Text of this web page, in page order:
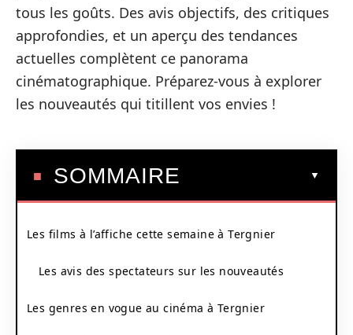
tous les goûts. Des avis objectifs, des critiques
approfondies, et un aperçu des tendances
actuelles complètent ce panorama
cinématographique. Préparez-vous à explorer
les nouveautés qui titillent vos envies !
SOMMAIRE
Les films à l’affiche cette semaine à Tergnier
Les avis des spectateurs sur les nouveautés
Les genres en vogue au cinéma à Tergnier